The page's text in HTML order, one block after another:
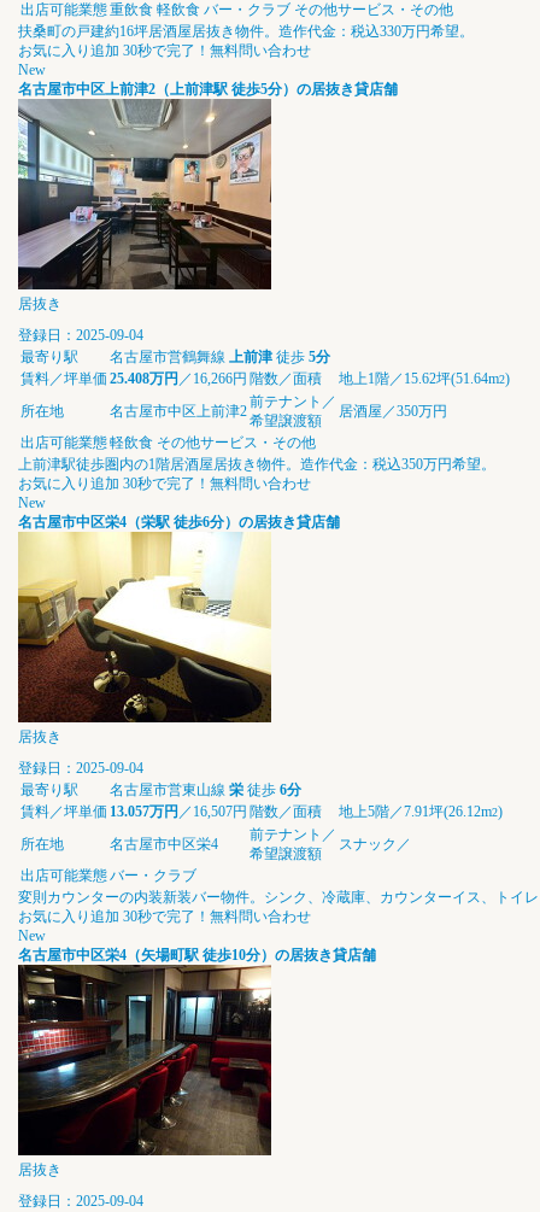
出店可能業態重飲食 軽飲食 バー・クラブ その他サービス・その他
扶桑町の戸建約16坪居酒屋居抜き物件。造作代金：税込330万円希望。
お気に入り追加 30秒で完了！無料問い合わせ
New
名古屋市中区上前津2（上前津駅 徒歩5分）の居抜き貸店舗
居抜き
登録日：2025-09-04
最寄り駅
名古屋市営鶴舞線 上前津 徒歩 5分
賃料／坪単価 25.408万円 ／16,266円 階数／面積 地上1階／15.62坪(51.64m2)
所在地
名古屋市中区上前津2
前テナント／
希望譲渡額
居酒屋／350万円
出店可能業態軽飲食 その他サービス・その他
上前津駅徒歩圏内の1階居酒屋居抜き物件。造作代金：税込350万円希望。
お気に入り追加 30秒で完了！無料問い合わせ
New
名古屋市中区栄4（栄駅 徒歩6分）の居抜き貸店舗
居抜き
登録日：2025-09-04
最寄り駅
名古屋市営東山線 栄 徒歩 6分
賃料／坪単価 13.057万円 ／16,507円 階数／面積 地上5階／7.91坪(26.12m2)
所在地
名古屋市中区栄4
前テナント／
希望譲渡額
スナック／
出店可能業態バー・クラブ
変則カウンターの内装新装バー物件。シンク、冷蔵庫、カウンターイス、トイ
お気に入り追加 30秒で完了！無料問い合わせ
New
名古屋市中区栄4（矢場町駅 徒歩10分）の居抜き貸店舗
居抜き
登録日：2025-09-04